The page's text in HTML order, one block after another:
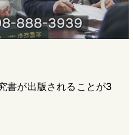
書が出版されることが3